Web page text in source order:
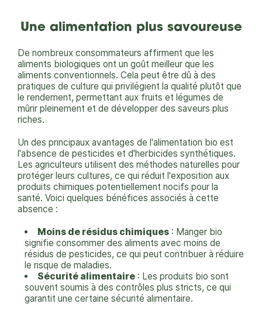
Une alimentation plus savoureuse
De nombreux consommateurs affirment que les
aliments biologiques ont un goût meilleur que les
aliments conventionnels. Cela peut être dû à des
pratiques de culture qui privilégient la qualité plutôt que
le rendement, permettant aux fruits et légumes de
mûrir pleinement et de développer des saveurs plus
riches.
Un des principaux avantages de l'alimentation bio est
l'absence de pesticides et d'herbicides synthétiques.
Les agriculteurs utilisent des méthodes naturelles pour
protéger leurs cultures, ce qui réduit l'exposition aux
produits chimiques potentiellement nocifs pour la
santé. Voici quelques bénéfices associés à cette
absence :
Moins de résidus chimiques: Manger bio
signifie consommer des aliments avec moins de
résidus de pesticides, ce qui peut contribuer à réduire
le risque de maladies.
Sécurité alimentaire: Les produits bio sont
souvent soumis à des contrôles plus stricts, ce qui
garantit une certaine sécurité alimentaire.